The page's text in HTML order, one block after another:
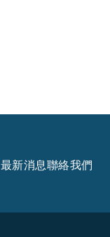
最新消息聯絡我們